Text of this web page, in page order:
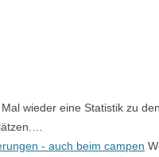
Mal wieder eine Statistik zu
- auch beim campen